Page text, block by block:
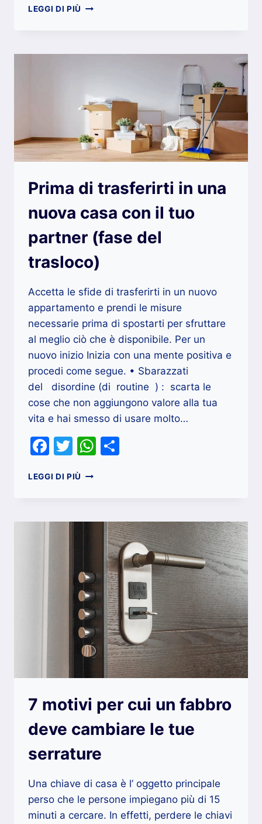
LEGGI DI PIÙ MANUTENZIONE
PRINCIPALI
Prima di trasferirti in una
nuova casa con il tuo
partner (fase del
trasloco)
Accetta le sfide di trasferirti in un nuovo
appartamento e prendi le misure
necessarie prima di spostarti per sfruttare
al meglio ciò che è disponibile. Per un
nuovo inizio Inizia con una mente positiva e
procedi come segue. • Sbarazzati
del disordine (di routine ) : scarta le
cose che non aggiungono valore alla tua
vita e hai smesso di usare molto…
Facebook
TwitterWhatsApp
LEGGI DI PIÙ PRIMA
UNA
NUOVA
IL
TUO
PARTNER
(FASE
DEL
TRASLOCO)
7 motivi per cui un fabbro
deve cambiare le tue
serrature
Una chiave di casa è l’ oggetto principale
perso che le persone impiegano più di 15
minuti a cercare. In effetti, perdere le chiavi